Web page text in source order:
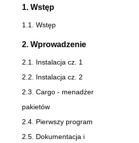
1. Wstęp
1.1. Wstęp
2. Wprowadzenie
2.1. Instalacja cz. 1
2.2. Instalacja cz. 2
2.3. Cargo - menadżer
pakietów
2.4. Pierwszy program
2.5. Dokumentacja i